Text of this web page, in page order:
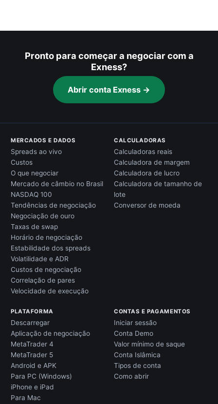
Pronto para começar a negociar com a
Exness?
Abrir conta Exness →
MERCADOS E DADOS
Spreads ao vivo
Custos
O que negociar
Mercado de câmbio no Brasil
NASDAQ 100
Tendências de negociação
Negociação de ouro
Taxas de swap
Horário de negociação
Estabilidade dos spreads
Volatilidade e ADR
Custos de negociação
Correlação de pares
Velocidade de execução
CALCULADORAS
Calculadoras reais
Calculadora de margem
Calculadora de lucro
Calculadora de tamanho de
lote
Conversor de moeda
PLATAFORMA
Descarregar
Aplicação de negociação
MetaTrader 4
MetaTrader 5
Android e APK
Para PC (Windows)
iPhone e iPad
Para Mac
CONTAS E PAGAMENTOS
Iniciar sessão
Conta Demo
Valor mínimo de saque
Conta Islâmica
Tipos de conta
Como abrir